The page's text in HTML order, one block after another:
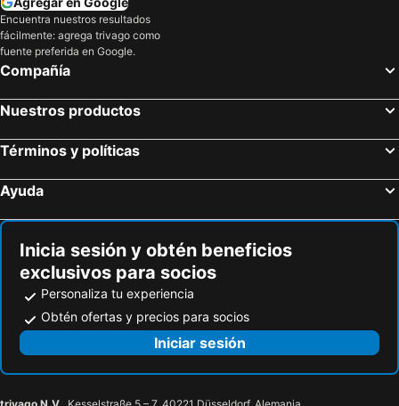
Encuentra nuestros resultados
fácilmente: agrega trivago como
fuente preferida en Google.
Compañía
Nuestros productos
Términos y políticas
Ayuda
Inicia sesión y obtén beneficios
exclusivos para socios
Personaliza tu experiencia
Obtén ofertas y precios para socios
Iniciar sesión